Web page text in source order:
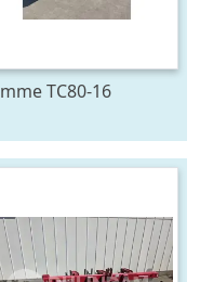
TC80-16